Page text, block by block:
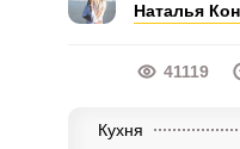
Наталья
41119
Кухня